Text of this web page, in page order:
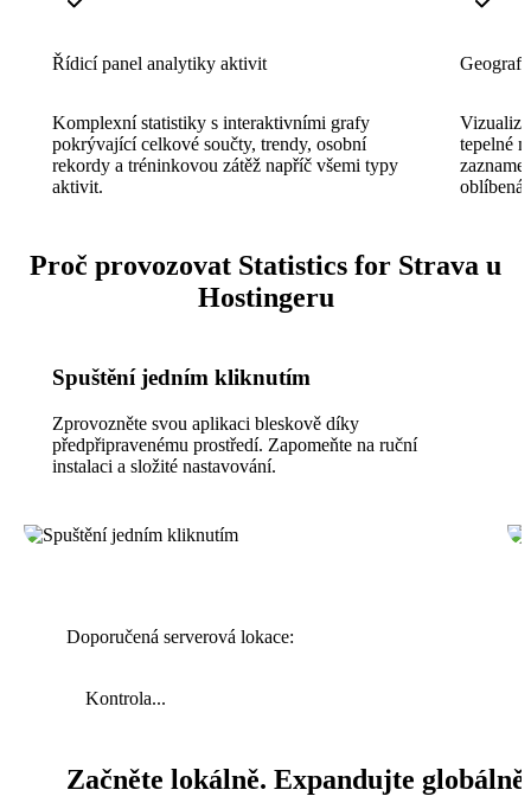
Řídicí panel analytiky aktivit
Komplexní statistiky s interaktivními grafy
pokrývající celkové součty, trendy, osobní
rekordy a tréninkovou zátěž napříč všemi typy
aktivit.
tepelné
oblíbená
Proč provozovat Statistics for Strava u
Hostingeru
Spuštění jedním kliknutím
Zprovozněte svou aplikaci bleskově díky
předpřipravenému prostředí. Zapomeňte na ruční
instalaci a složité nastavování.
Doporučená serverová lokace:
Kontrola...
Začněte lokálně. Expandujte globálně